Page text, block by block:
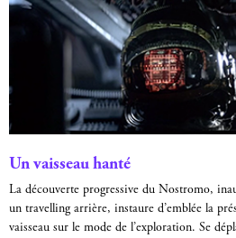
Un vaisseau hanté
La découverte progressive du Nostromo,
un travelling arrière, instaure d’emblée la
vaisseau sur le mode de l’exploration. Se